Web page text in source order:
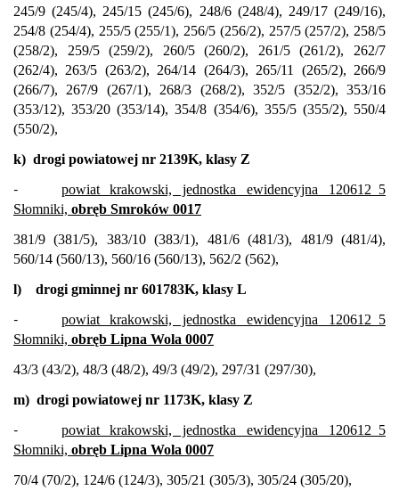
245/9 (245/4), 245/15 (245/6), 248/6 (248/4), 249/17 (249/16),
254/8 (254/4), 255/5 (255/1), 256/5 (256/2), 257/5 (257/2), 258/5
(258/2), 259/5 (259/2), 260/5 (260/2), 261/5 (261/2), 262/7
(262/4), 263/5 (263/2), 264/14 (264/3), 265/11 (265/2), 266/9
(266/7), 267/9 (267/1), 268/3 (268/2), 352/5 (352/2), 353/16
(353/12), 353/20 (353/14), 354/8 (354/6), 355/5 (355/2), 550/4
(550/2),
k) drogi powiatowej nr 2139K, klasy Z
-
powiat krakowski, jednostka ewidencyjna 120612_5
Słomniki, obręb Smroków 0017
381/9 (381/5), 383/10 (383/1), 481/6 (481/3), 481/9 (481/4),
560/14 (560/13), 560/16 (560/13), 562/2 (562),
l)
drogi gminnej nr 601783K, klasy L
-
powiat krakowski, jednostka ewidencyjna 120612_5
Słomniki, obręb Lipna Wola 0007
43/3 (43/2), 48/3 (48/2), 49/3 (49/2), 297/31 (297/30),
m) drogi powiatowej nr 1173K, klasy Z
-
powiat krakowski, jednostka ewidencyjna 120612_5
Słomniki, obręb Lipna Wola 0007
70/4 (70/2), 124/6 (124/3), 305/21 (305/3), 305/24 (305/20),